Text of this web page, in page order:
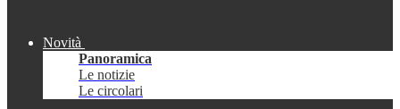
Novità
Panoramica
Le notizie
Le circolari